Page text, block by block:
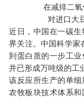
在减排二
对进口大
近日，中国在一碳
界关注。中国科学家
到蛋白质的一步工
并已形成万吨级的工
该反应所生产的单
农牧板块技术体系